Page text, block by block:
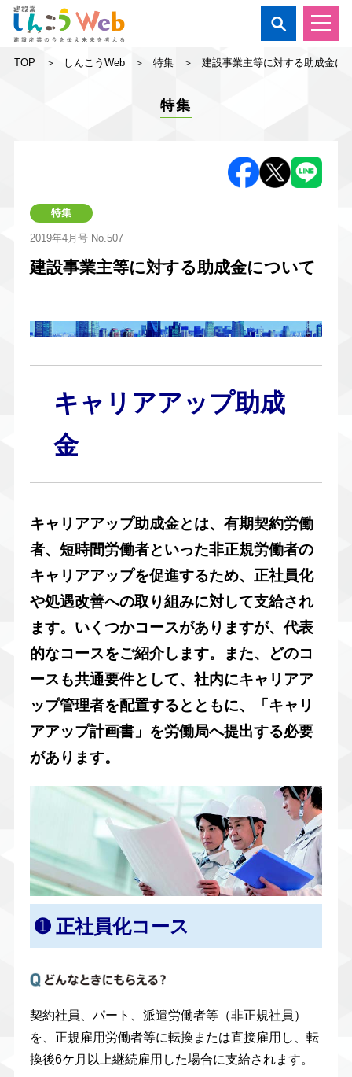

TOP しんこうWeb 特集 建設事業主等に対する助成金に
特集
特集
2019年4月号No.507
建設事業主等に対する助成金について
キャリアアップ助成
金
キャリアアップ助成金とは、有期契約労働
者、短時間労働者といった非正規労働者の
キャリアアップを促進するため、正社員化
や処遇改善への取り組みに対して支給され
ます。いくつかコースがありますが、代表
的なコースをご紹介します。また、どのコ
ースも共通要件として、社内にキャリアア
ップ管理者を配置するとともに、「キャリ
アアップ計画書」を労働局へ提出する必要
があります。
➊ 正社員化コース
契約社員、パート、派遣労働者等（非正規社員）
を、正規雇用労働者等に転換または直接雇用し、転
換後6ケ月以上継続雇用した場合に支給されます。